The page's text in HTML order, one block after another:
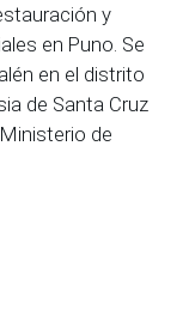
y
en Puno. Se
en el distrito
de Santa Cruz
de